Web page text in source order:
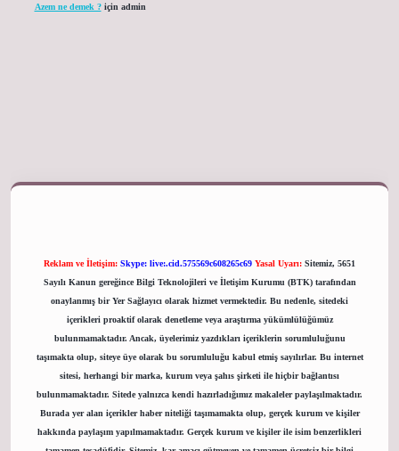
Azem ne demek ?için admin
Reklam ve İletişim: Skype: live:.cid.575569c608265c69 Yasal Uyarı: Sitemiz, 5651
Sayılı Kanun gereğince Bilgi Teknolojileri ve İletişim Kurumu (BTK) tarafından
onaylanmış bir Yer Sağlayıcı olarak hizmet vermektedir. Bu nedenle, sitedeki
içerikleri proaktif olarak denetleme veya araştırma yükümlülüğümüz
bulunmamaktadır. Ancak, üyelerimiz yazdıkları içeriklerin sorumluluğunu
taşımakta olup, siteye üye olarak bu sorumluluğu kabul etmiş sayılırlar. Bu internet
sitesi, herhangi bir marka, kurum veya şahıs şirketi ile hiçbir bağlantısı
bulunmamaktadır. Sitede yalnızca kendi hazırladığımız makaleler paylaşılmaktadır.
Burada yer alan içerikler haber niteliği taşımamakta olup, gerçek kurum ve kişiler
hakkında paylaşım yapılmamaktadır. Gerçek kurum ve kişiler ile isim benzerlikleri